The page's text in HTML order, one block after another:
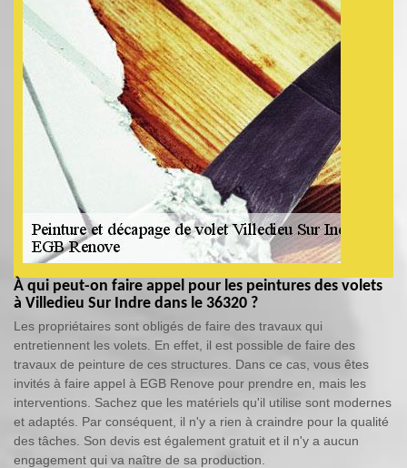
À qui peut-on faire appel pour les peintures des volets
à Villedieu Sur Indre dans le 36320 ?
Les propriétaires sont obligés de faire des travaux qui
entretiennent les volets. En effet, il est possible de faire des
travaux de peinture de ces structures. Dans ce cas, vous êtes
invités à faire appel à EGB Renove pour prendre en, mais les
interventions. Sachez que les matériels qu'il utilise sont modernes
et adaptés. Par conséquent, il n'y a rien à craindre pour la qualité
des tâches. Son devis est également gratuit et il n'y a aucun
engagement qui va naître de sa production.